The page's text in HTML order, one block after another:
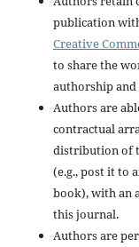
publication
Creative
to share the
authorship
Authors are
contractual
distribution of
(e.g., post it to
book), with an
this journal.
Authors are